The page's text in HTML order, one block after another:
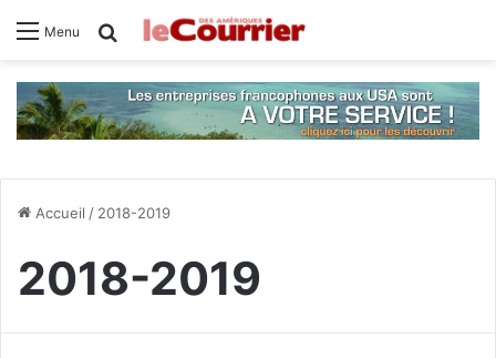
Menu Rechercher
Accueil / 2018-2019
2018-2019